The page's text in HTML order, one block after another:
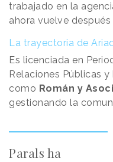
trabajado en la
ahora vuelve
La trayectoria de
Es licenciada en
Relaciones Públicas
como Román y
gestionando la
Parals ha